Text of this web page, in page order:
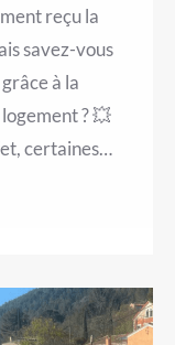
reçu la
savez-vous
à la
? 💥
certaines…